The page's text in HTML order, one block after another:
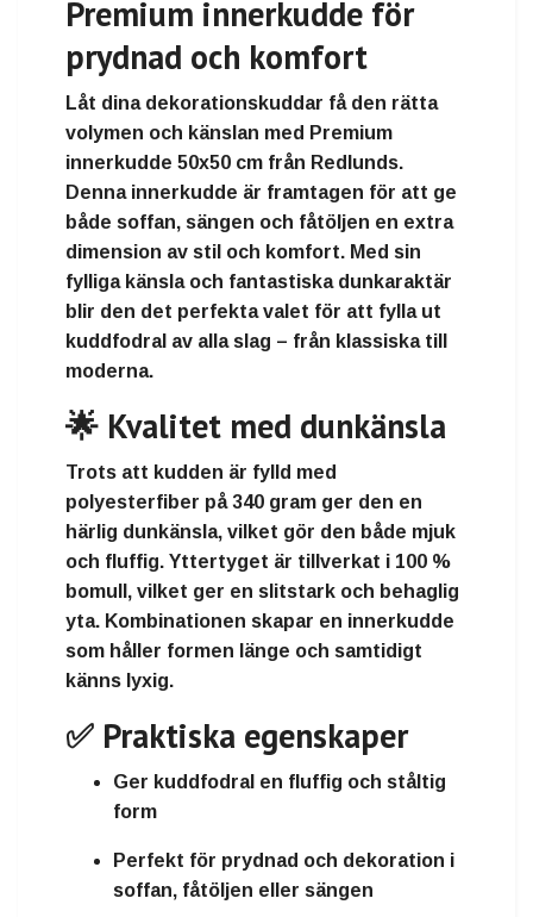
Premium innerkudde för
prydnad och komfort
Låt dina dekorationskuddar få den rätta
volymen och känslan med Premium
innerkudde 50x50 cm från Redlunds.
Denna innerkudde är framtagen för att ge
både soffan, sängen och fåtöljen en extra
dimension av stil och komfort. Med sin
fylliga känsla och fantastiska dunkaraktär
blir den det perfekta valet för att fylla ut
kuddfodral av alla slag – från klassiska till
moderna.
🌟 Kvalitet med dunkänsla
Trots att kudden är fylld med
polyesterfiber på 340 gram ger den en
härlig dunkänsla, vilket gör den både mjuk
och fluffig. Yttertyget är tillverkat i 100 %
bomull , vilket ger en slitstark och behaglig
yta. Kombinationen skapar en innerkudde
som håller formen länge och samtidigt
känns lyxig.
✅ Praktiska egenskaper
Ger kuddfodral en fluffig och ståltig
form
Perfekt för prydnad och dekoration i
soffan, fåtöljen eller sängen